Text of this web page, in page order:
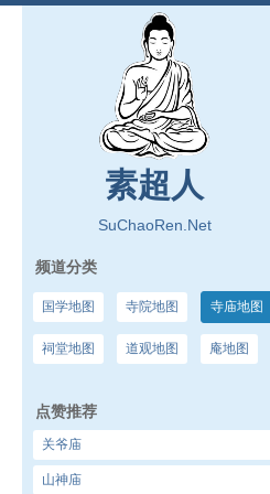
素超人
SuChaoRen.Net
频道分类
国学地图 寺院地图 寺庙地图
祠堂地图 道观地图 庵地图
点赞推荐
关爷庙
山神庙